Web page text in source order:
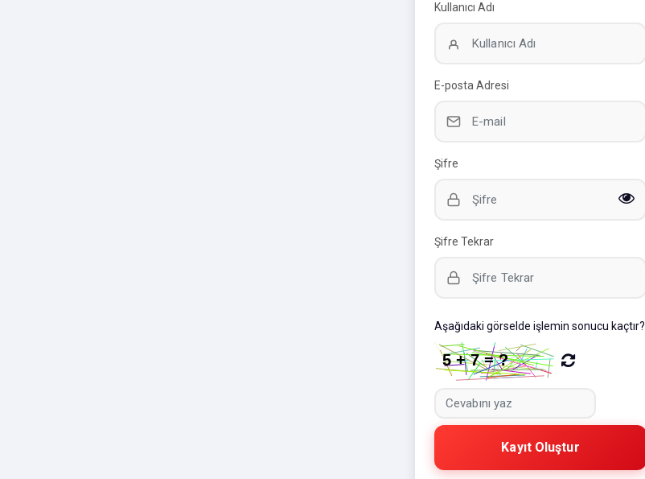
Kullanıcı Adı
E-posta Adresi
Şifre
Şifre Tekrar
Aşağıdaki görselde işlemin sonucu kaçtır?
Kayıt Oluştur